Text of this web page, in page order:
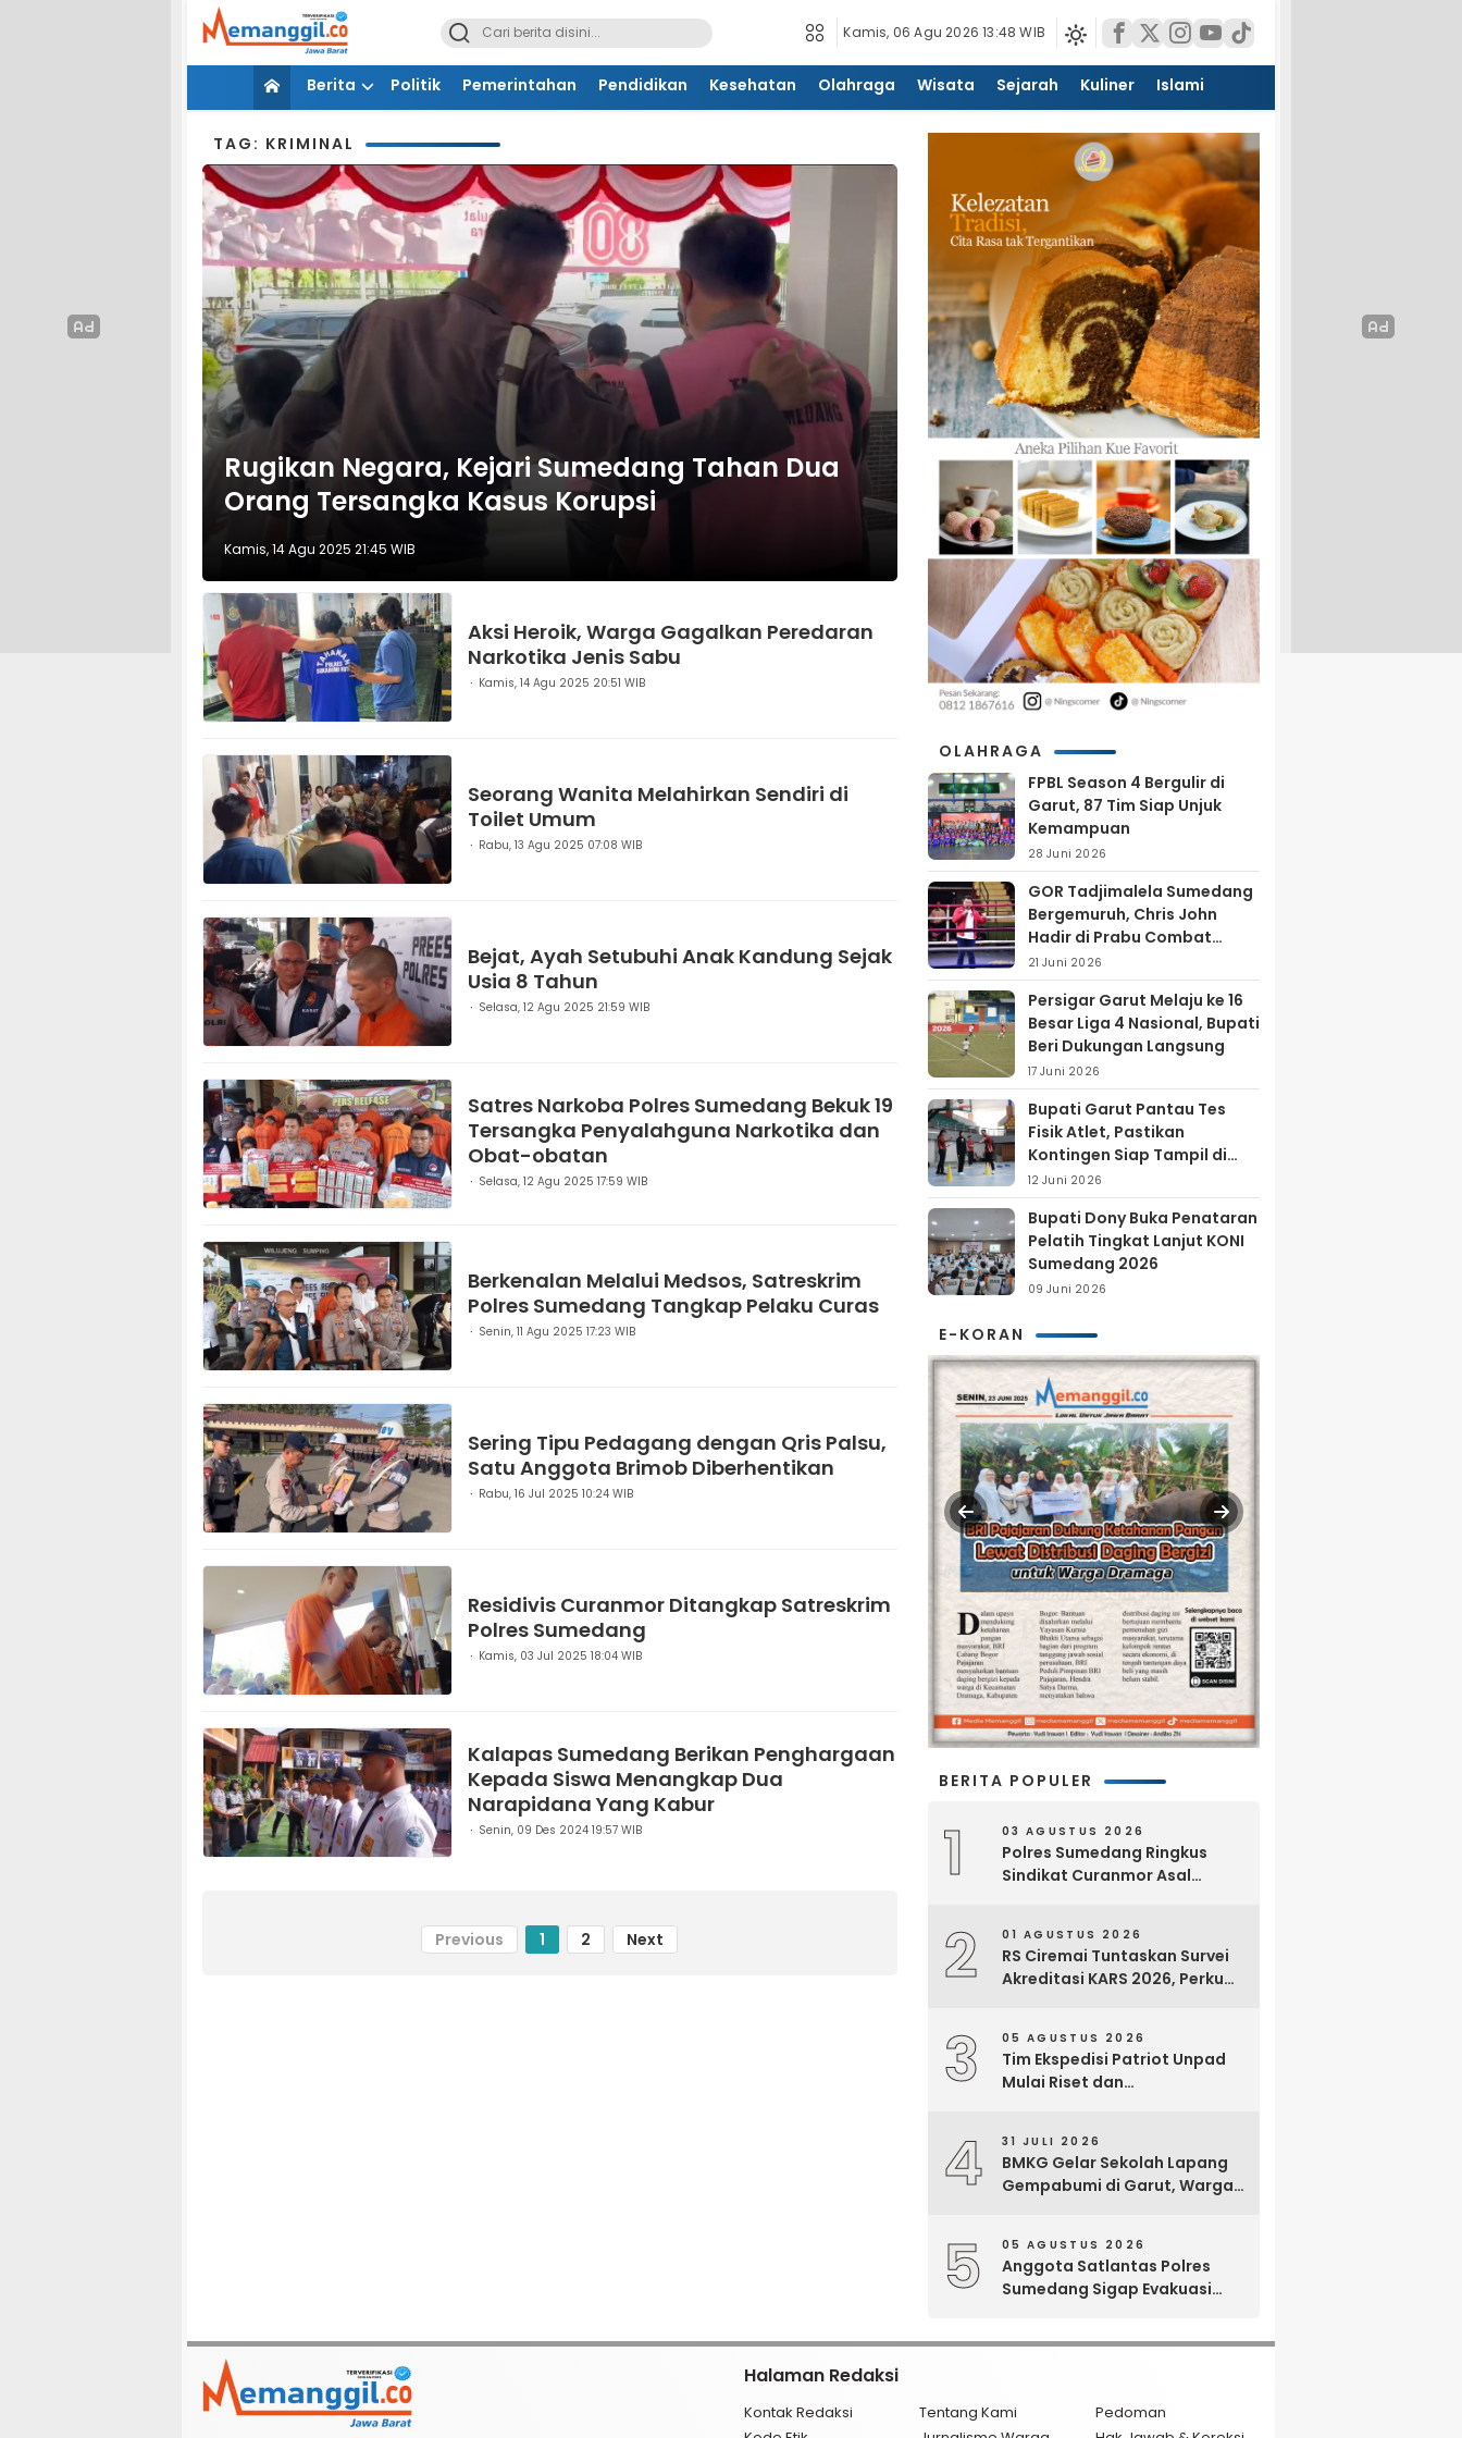
Kamis, 06 Agu 2026 13:48 WIB
Berita Politik Pemerintahan Pendidikan Kesehatan Olahraga Wisata Sejarah Kuliner Islami
TAG: KRIMINAL
Rugikan Negara, Kejari Sumedang Tahan Dua
Orang Tersangka Kasus Korupsi
Kamis, 14 Agu 2025 21:45 WIB
Aksi Heroik, Warga Gagalkan Peredaran
Narkotika Jenis Sabu
Kamis, 14 Agu 2025 20:51 WIB
Seorang Wanita Melahirkan Sendiri di
Toilet Umum
Rabu, 13 Agu 2025 07:08 WIB
Bejat, Ayah Setubuhi Anak Kandung Sejak
Usia 8 Tahun
Selasa, 12 Agu 2025 21:59 WIB
Satres Narkoba Polres Sumedang Bekuk 19
Tersangka Penyalahguna Narkotika dan
Obat-obatan
Selasa, 12 Agu 2025 17:59 WIB
Berkenalan Melalui Medsos, Satreskrim
Polres Sumedang Tangkap Pelaku Curas
Senin, 11 Agu 2025 17:23 WIB
Sering Tipu Pedagang dengan Qris Palsu,
Satu Anggota Brimob Diberhentikan
Rabu, 16 Jul 2025 10:24 WIB
Residivis Curanmor Ditangkap Satreskrim
Polres Sumedang
Kamis, 03 Jul 2025 18:04 WIB
Kalapas Sumedang Berikan Penghargaan
Kepada Siswa Menangkap Dua
Narapidana Yang Kabur
Senin, 09 Des 2024 19:57 WIB
Previous 1 2 Next
OLAHRAGA
FPBL Season 4 Bergulir di
Garut, 87 Tim Siap Unjuk
Kemampuan
28 Juni 2026
GOR Tadjimalela Sumedang
Bergemuruh, Chris John
Hadir di Prabu Combat
Series 2026
21 Juni 2026
Persigar Garut Melaju ke 16
Besar Liga 4 Nasional, Bupati
Beri Dukungan Langsung
17 Juni 2026
Bupati Garut Pantau Tes
Fisik Atlet, Pastikan
Kontingen Siap Tampil di
Porprov 2026
12 Juni 2026
Bupati Dony Buka Penataran
Pelatih Tingkat Lanjut KONI
Sumedang 2026
09 Juni 2026
E-KORAN
BERITA POPULER
1 03 AGUSTUS 2026
Polres Sumedang Ringkus
Sindikat Curanmor Asal
2 01 AGUSTUS 2026
RS Ciremai Tuntaskan Survei
Akreditasi KARS 2026, Perkuat
3 05 AGUSTUS 2026
Tim Ekspedisi Patriot Unpad
Mulai Riset dan
Tomage, Fakfak
4 31 JULI 2026
BMKG Gelar Sekolah Lapang
Gempabumi di Garut, Warga
5 05 AGUSTUS 2026
Anggota Satlantas Polres
Sumedang Sigap Evakuasi
Halaman Redaksi
Kontak Redaksi Tentang Kami
Pedoman